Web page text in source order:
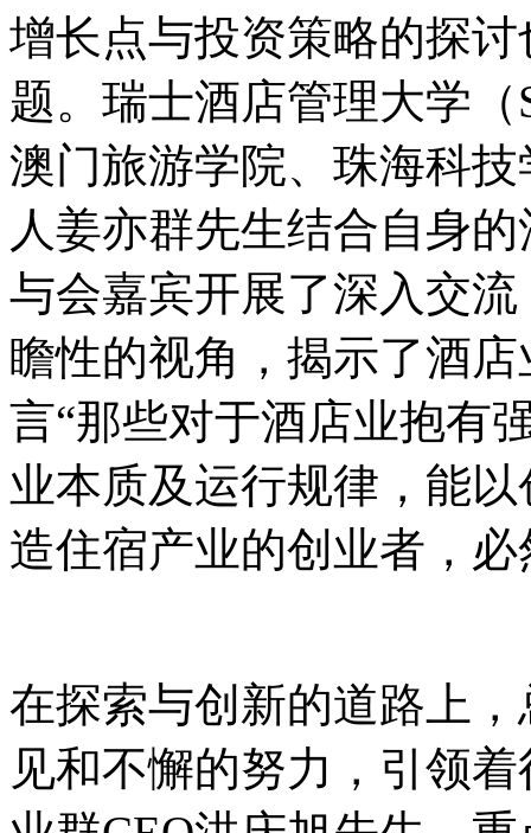
增长点与投资策略的探
题。瑞士酒店管理大学
澳门旅游学院、珠海科
人姜亦群先生结合自身
与会嘉宾开展了深入交
瞻性的视角，揭示了酒
言“那些对于酒店业抱有
业本质及运行规律，能
造住宿产业的创业者，
在探索与创新的道路上
见和不懈的努力，引领